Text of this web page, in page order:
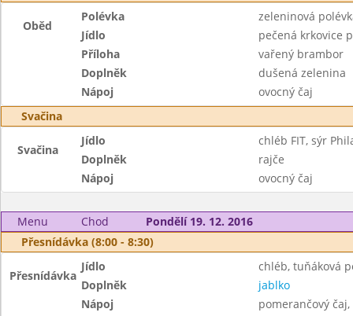
Oběd
Polévka
zeleninová
Jídlo
pečená krkovice
Příloha
vařený brambor
Doplněk
dušená zelenina
Nápoj
ovocný čaj
Svačina
Svačina
Jídlo
chléb FIT, sýr
Doplněk
rajče
Nápoj
ovocný čaj
Menu Chod
Pondělí 19. 12. 2016
Přesnídávka (8:00 - 8:30)
Přesnídávka
Jídlo
chléb, tuňáková
Doplněk
jablko
Nápoj
pomerančový